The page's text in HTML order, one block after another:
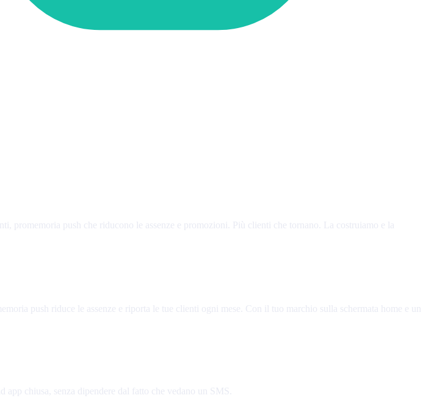
promemoria push che riducono le assenze e promozioni. Più clienti che tornano. La costruiamo e la
push riduce le assenze e riporta le tue clienti ogni mese. Con il tuo marchio sulla schermata home e un
chiusa, senza dipendere dal fatto che vedano un SMS.